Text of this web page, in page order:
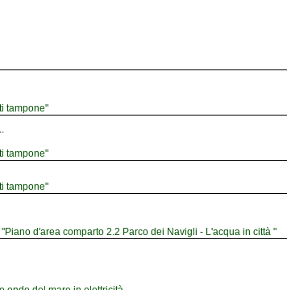
tampone"
tampone"
tampone"
d'area comparto 2.2 Parco dei Navigli - L'acqua in città "